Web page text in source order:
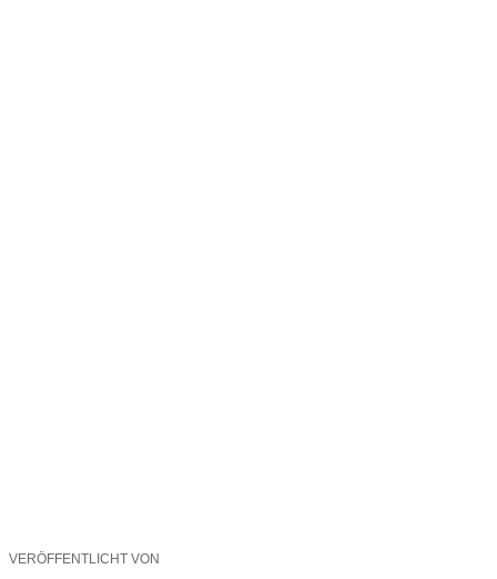
VERÖFFENTLICHT VON